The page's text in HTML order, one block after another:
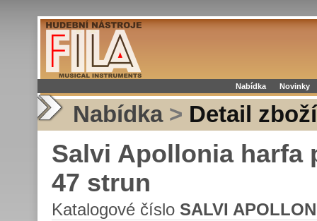
Nabídka Novinky
Nabídka > Detail zboží
Salvi Apollonia harfa
47 strun
Katalogové číslo SALVI